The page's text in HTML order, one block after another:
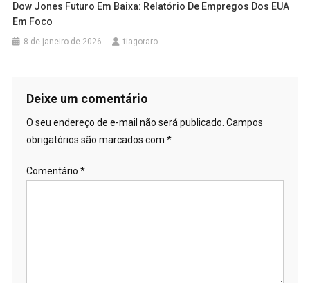
Dow Jones Futuro Em Baixa: Relatório De Empregos Dos EUA
Em Foco
8 de janeiro de 2026 tiagoraro
Deixe um comentário
O seu endereço de e-mail não será publicado. Campos
obrigatórios são marcados com *
Comentário *